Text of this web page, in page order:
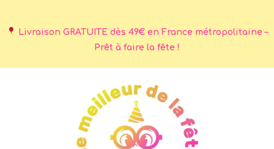
Livraison GRATUITE dès 49€ en France métropolitaine –
Prêt à faire la fête !